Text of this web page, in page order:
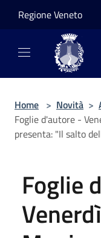
Regione Veneto
Home > Novità >
Foglie d'autore -
presenta: "Il salto
Foglie